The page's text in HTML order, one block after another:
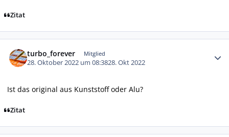
Zitat
turbo_forever Mitglied
28. Oktober 2022 um 08:3828. Okt 2022
Ist das original aus Kunststoff oder Alu?
Zitat